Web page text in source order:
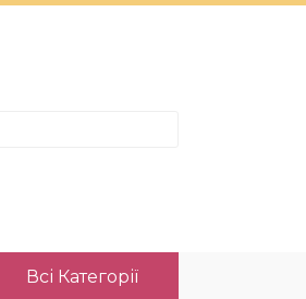
Всі Категорії